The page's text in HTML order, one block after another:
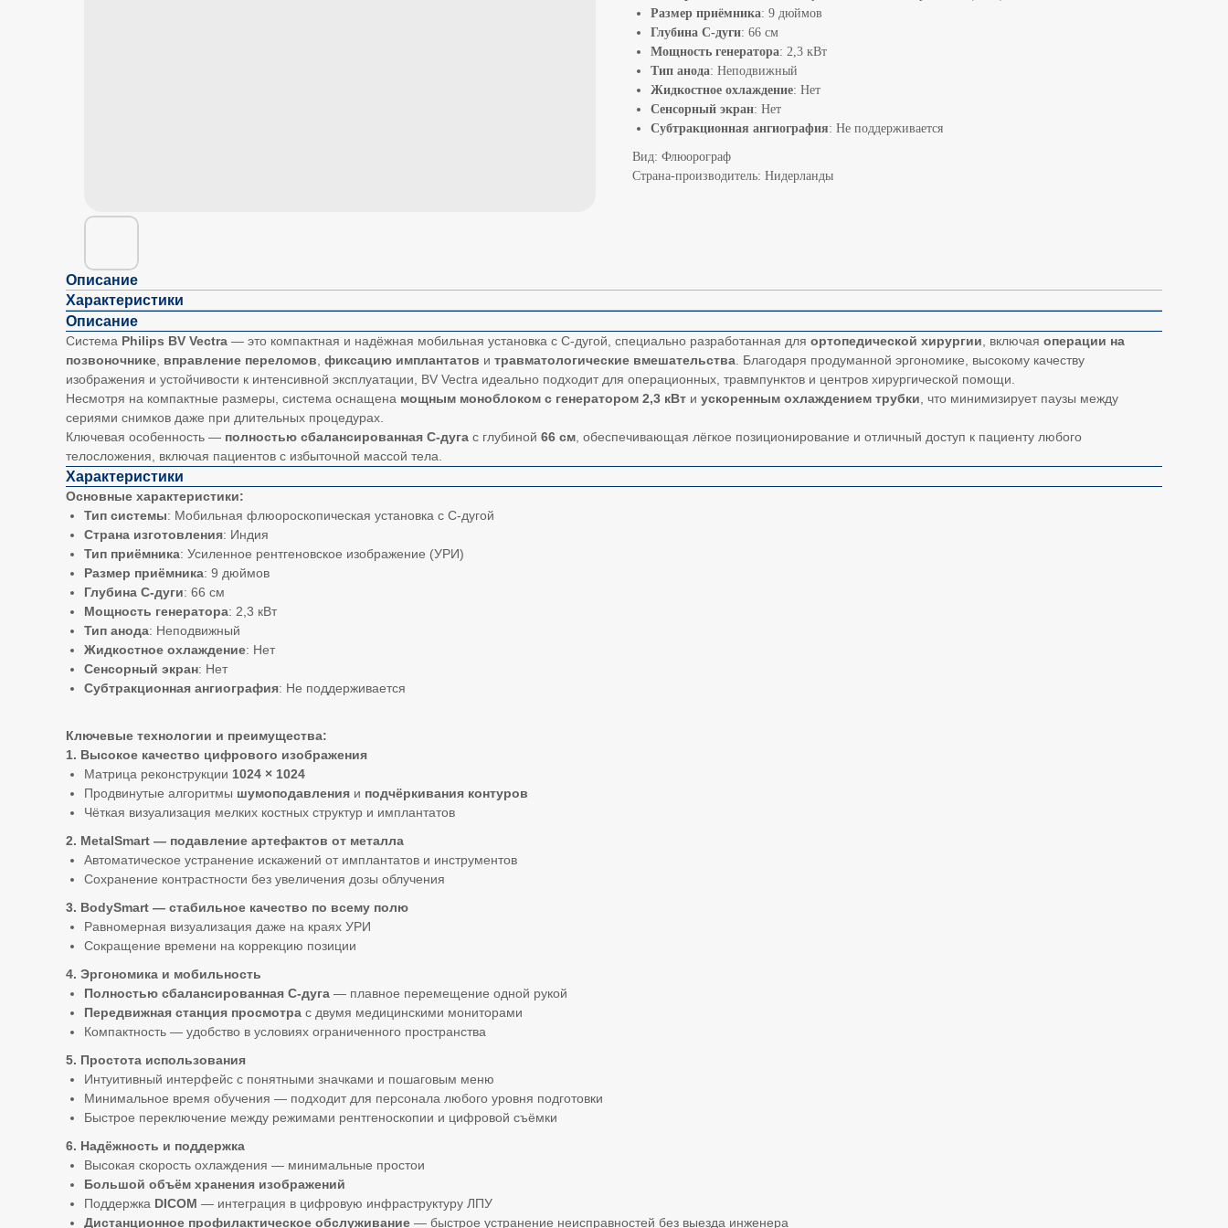
Размер приёмника: 9 дюймов
Глубина С-дуги: 66 см
Мощность генератора: 2,3 кВт
Тип анода: Неподвижный
Жидкостное охлаждение: Нет
Сенсорный экран: Нет
Субтракционная ангиография: Не поддерживается
Вид: Флюорограф
Страна-производитель: Нидерланды
Описание
Характеристики
Описание
Система Philips BV Vectra — это компактная и надёжная мобильная установка с С-дугой, специально разработанная для ортопедической хирургии , включая операции на
позвоночнике вправление переломов фиксацию имплантатов и травматологические вмешательства . Благодаря продуманной эргономике, высокому качеству
изображения и устойчивости к интенсивной эксплуатации, BV Vectra идеально подходит для операционных, травмпунктов и центров хирургической помощи.
Несмотря на компактные размеры, система оснащена мощным моноблоком с генератором 2,3 кВт и ускоренным охлаждением трубки , что минимизирует паузы между
сериями снимков даже при длительных процедурах.
Ключевая особенность — полностью сбалансированная С-дуга с глубиной 66 см , обеспечивающая лёгкое позиционирование и отличный доступ к пациенту любого
телосложения, включая пациентов с избыточной массой тела.
Характеристики
Основные характеристики:
Тип системы: Мобильная флюороскопическая установка с С-дугой
Страна изготовления: Индия
Тип приёмника: Усиленное рентгеновское изображение (УРИ)
Размер приёмника: 9 дюймов
Глубина С-дуги: 66 см
Мощность генератора: 2,3 кВт
Тип анода: Неподвижный
Жидкостное охлаждение: Нет
Сенсорный экран: Нет
Субтракционная ангиография: Не поддерживается
Ключевые технологии и преимущества:
1. Высокое качество цифрового изображения
Матрица реконструкции 1024 × 1024
Продвинутые алгоритмы шумоподавления и подчёркивания контуров
Чёткая визуализация мелких костных структур и имплантатов
2. MetalSmart — подавление артефактов от металла
Автоматическое устранение искажений от имплантатов и инструментов
Сохранение контрастности без увеличения дозы облучения
3. BodySmart — стабильное качество по всему полю
Равномерная визуализация даже на краях УРИ
Сокращение времени на коррекцию позиции
4. Эргономика и мобильность
Полностью сбалансированная С-дуга — плавное перемещение одной рукой
Передвижная станция просмотра с двумя медицинскими мониторами
Компактность — удобство в условиях ограниченного пространства
5. Простота использования
Интуитивный интерфейс с понятными значками и пошаговым меню
Минимальное время обучения — подходит для персонала любого уровня подготовки
Быстрое переключение между режимами рентгеноскопии и цифровой съёмки
6. Надёжность и поддержка
Высокая скорость охлаждения — минимальные простои
Большой объём хранения изображений
Поддержка DICOM — интеграция в цифровую инфраструктуру ЛПУ
Дистанционное профилактическое обслуживание — быстрое устранение неисправностей без выезда инженера